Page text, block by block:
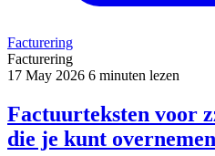
Facturering
Facturering
17 May 2026 6 minuten lezen
Factuurteksten voor
die je kunt overnemen